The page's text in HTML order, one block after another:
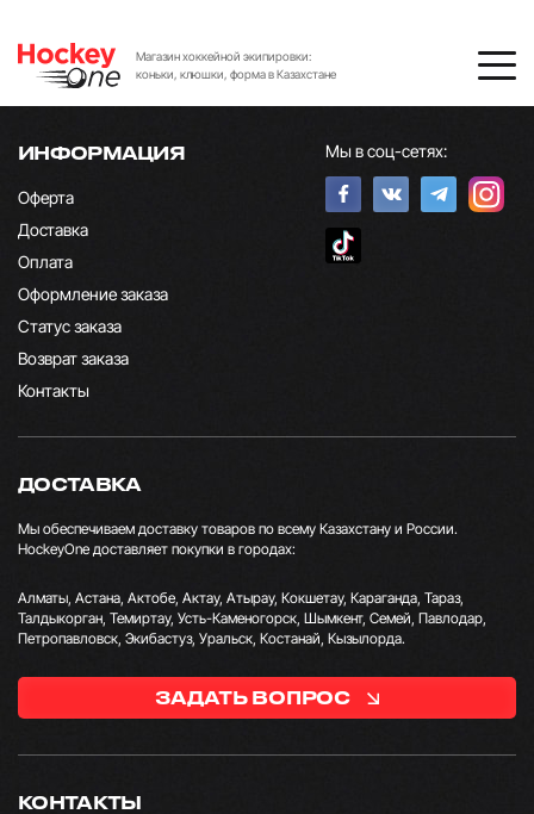
Магазин хоккейной экипировки:
коньки, клюшки, форма в Казахстане
ИНФОРМАЦИЯ
Оферта
Доставка
Оплата
Оформление заказа
Статус заказа
Возврат заказа
Контакты
Мы в соц-сетях:
КОНТАКТЫ
ДОСТАВКА
Мы обеспечиваем доставку товаров по всему Казахстану и России.
HockeyOne доставляет покупки в городах:
Алматы, Астана, Актобе, Актау, Атырау, Кокшетау, Караганда, Тараз,
Талдыкорган, Темиртау, Усть-Каменогорск, Шымкент, Семей, Павлодар,
Петропавловск, Экибастуз, Уральск, Костанай, Кызылорда.
ЗАДАТЬ ВОПРОС